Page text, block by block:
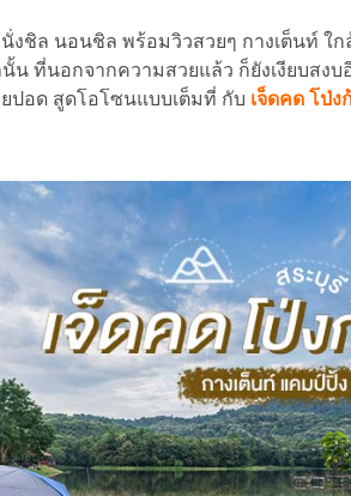
ล นอนชิล พร้อมวิวสวยๆ กางเต็นท์ ใก
นั้น ที่นอกจากความสวยแล้ว ก็ยังเงียบสง
ปอด สูดโอโซนแบบเต็มที่ กับ เจ็ดคด โป่ง